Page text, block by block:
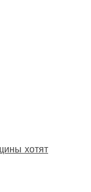
хотят